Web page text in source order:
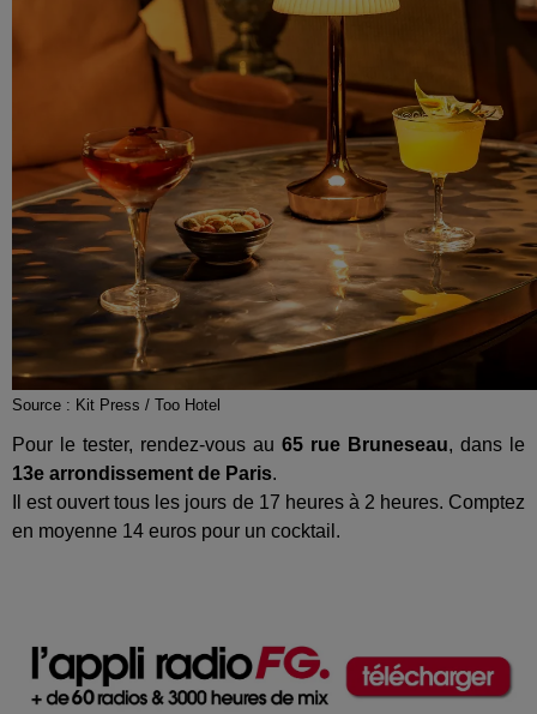
Source : Kit Press / Too Hotel
Pour le tester, rendez-vous au 65 rue Bruneseau, dans le
13e arrondissement de Paris.
Il est ouvert tous les jours de 17 heures à 2 heures. Comptez
en moyenne 14 euros pour un cocktail.